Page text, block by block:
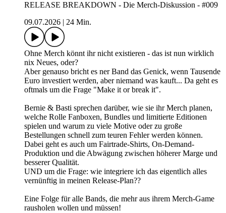
RELEASE BREAKDOWN - Die Merch-Diskussion - #009
09.07.2026
24 Min.
Ohne Merch könnt ihr nicht existieren - das ist nun wirklich
nix Neues, oder?
Aber genauso bricht es ner Band das Genick, wenn Tausende
Euro investiert werden, aber niemand was kauft... Da geht es
oftmals um die Frage "Make it or break it".
Bernie & Basti sprechen darüber, wie sie ihr Merch planen,
welche Rolle Fanboxen, Bundles und limitierte Editionen
spielen und warum zu viele Motive oder zu große
Bestellungen schnell zum teuren Fehler werden können.
Dabei geht es auch um Fairtrade-Shirts, On-Demand-
Produktion und die Abwägung zwischen höherer Marge und
besserer Qualität.
UND um die Frage: wie integriere ich das eigentlich alles
vernünftig in meinen Release-Plan??
Eine Folge für alle Bands, die mehr aus ihrem Merch-Game
rausholen wollen und müssen!